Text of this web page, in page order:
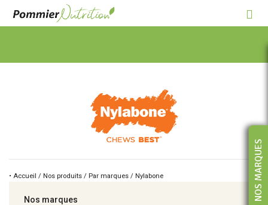
NOS MARQUES
• Accueil / Nos produits / Par marques / Nylabone
Nos marques